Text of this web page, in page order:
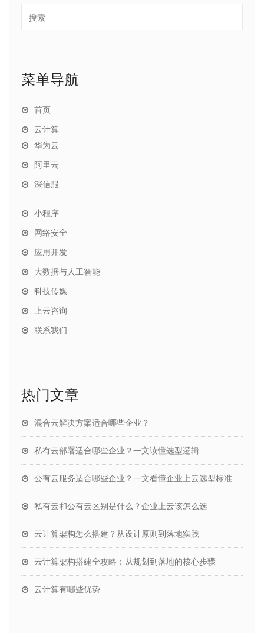
菜单导航
首页
云计算
华为云
阿里云
深信服
小程序
网络安全
应用开发
大数据与人工智能
科技传媒
上云咨询
联系我们
热门文章
混合云解决方案适合哪些企业？
私有云部署适合哪些企业？一文读懂选型逻辑
公有云服务适合哪些企业？一文看懂企业上云选型标准
私有云和公有云区别是什么？企业上云该怎么选
云计算架构怎么搭建？从设计原则到落地实践
云计算架构搭建全攻略：从规划到落地的核心步骤
云计算有哪些优势